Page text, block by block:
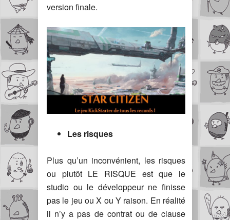
version finale.
Les risques
Plus qu’un inconvénient, les risques
ou plutôt LE RISQUE est que le
studio ou le développeur ne finisse
pas le jeu ou X ou Y raison. En réalité
il n’y a pas de contrat ou de clause